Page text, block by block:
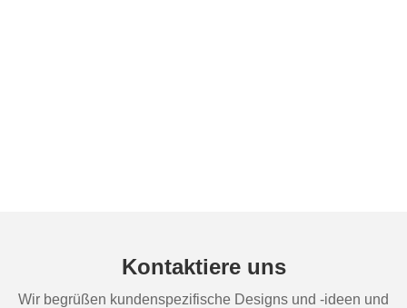
Kontaktiere uns
Wir begrüßen kundenspezifische Designs und -ideen und